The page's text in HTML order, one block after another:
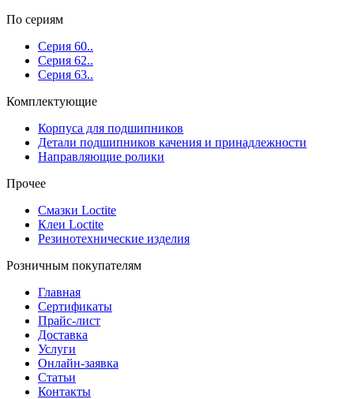
По сериям
Серия 60..
Серия 62..
Серия 63..
Комплектующие
Корпуса для подшипников
Детали подшипников качения и принадлежности
Направляющие ролики
Прочее
Смазки Loctite
Клеи Loctite
Резинотехнические изделия
Розничным покупателям
Главная
Сертификаты
Прайс-лист
Доставка
Услуги
Онлайн-заявка
Статьи
Контакты